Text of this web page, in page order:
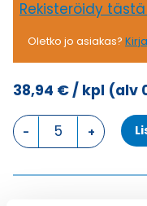
Rekisteröidy
Oletko jo asiakas?
38,94 €/ kpl (alv
CNE
RY
määrä